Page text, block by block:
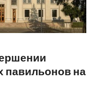
павильонов на